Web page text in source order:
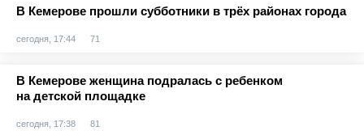
В Кемерове прошли субботники в трёх районах города
сегодня, 17:44 71
В Кемерове женщина подралась с ребенком
на детской площадке
сегодня, 17:38 81